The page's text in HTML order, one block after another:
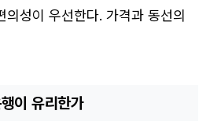
성이 우선한다. 가격과 동선의
이 유리한가